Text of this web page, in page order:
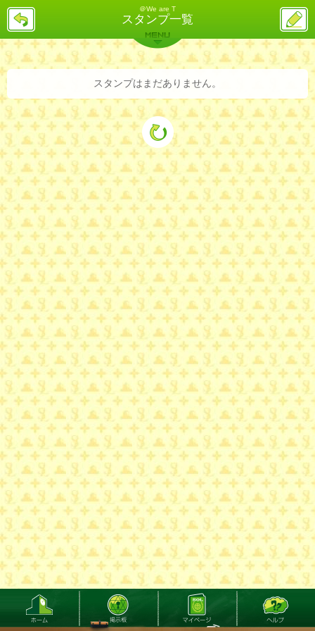
＠We are T
スタンプ一覧
戻
ス
投
稿
バックナンバー 詳細検索 ランキング
MENU
スタンプはまだありません。